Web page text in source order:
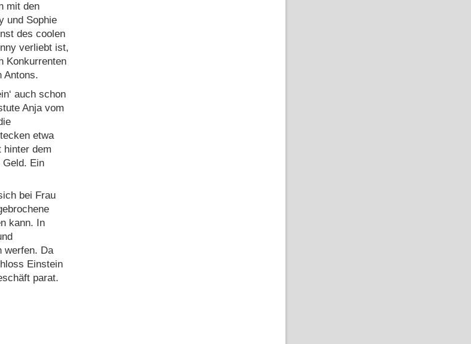
mit den
und Sophie
des coolen
verliebt ist,
Konkurrenten
Antons.
auch schon
Anja vom
etwa
hinter dem
Geld. Ein
bei Frau
kann. In
werfen. Da
Einstein
parat.